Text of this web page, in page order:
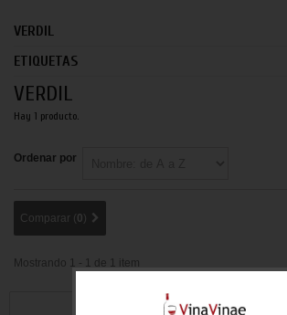
VERDIL
ETIQUETAS
VERDIL
Hay 1 producto.
Ordenar por
Comparar ( 0)
Mostrando 1 - 1 de 1 item